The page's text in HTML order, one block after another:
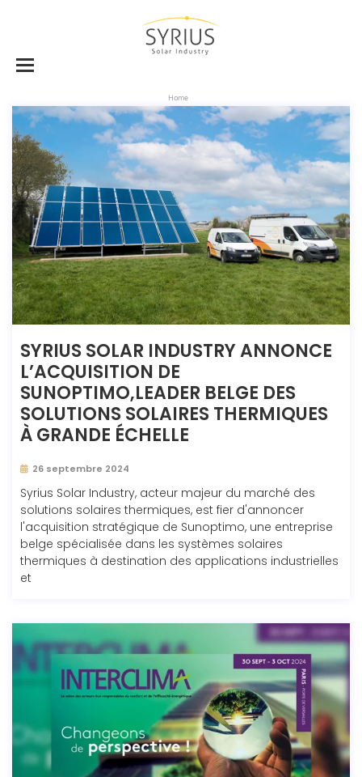
Home
SYRIUS SOLAR INDUSTRY ANNONCE
L’ACQUISITION DE
SUNOPTIMO,LEADER BELGE DES
SOLUTIONS SOLAIRES THERMIQUES
À GRANDE ÉCHELLE
26 septembre 2024
Syrius Solar Industry, acteur majeur du marché des
solutions solaires thermiques, est fier d'annoncer
l'acquisition stratégique de Sunoptimo, une entreprise
belge spécialisée dans les systèmes solaires
thermiques à destination des applications industrielles
et